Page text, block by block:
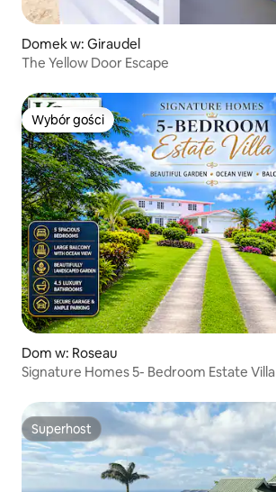
Domek w: Giraudel
The Yellow Door Escape
Wybór gości
Wybór gości
Dom w: Roseau
Signature Homes 5- Bedroom Estate Villa
Superhost
Superhost